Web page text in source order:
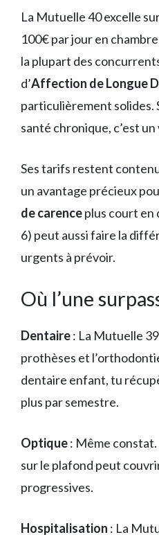
La Mutuelle 40 excelle sur
100€ par jour en
la plupart des
d’Affection de Longue
particulièrement solides.
santé chronique, c’est un
Ses tarifs restent
un avantage précieux
de carenceplus court en
6) peut aussi faire la
urgents à prévoir.
Où l’une
Dentaire: La Mutuelle
prothèses et
dentaire enfant, tu
plus par semestre.
Optique: Même
sur le plafond peut
progressives.
Hospitalisation : La